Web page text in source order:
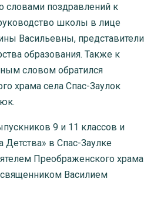
словами поздравлений к
школы в лице
Васильевны, представители
образования. Также к
словом обратился
храма села Спас-Заулок
9 и 11 классов и
в Спас-Заулке
Преображенского храма
священником Василием